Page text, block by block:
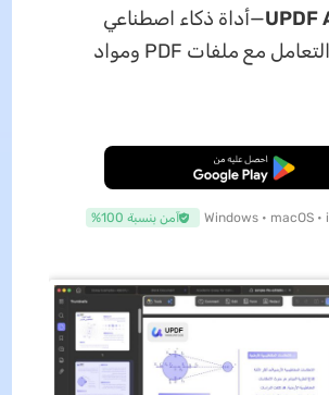
UPDF—أداة ذكاء اصطناعي
متخصصة في التعامل مع ملفات PDF ومواد
تنزيل مجاني
Windows • macOS • آمن بنسبة 100%